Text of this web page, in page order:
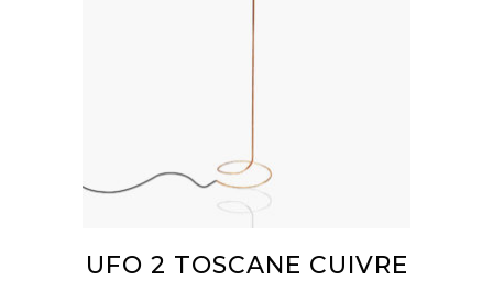
AJOUTER AU PANIER
UFO 2 TOSCANE CUIVRE